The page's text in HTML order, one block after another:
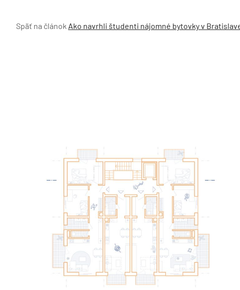
Späť na článok Ako navrhli študenti nájomné bytovky v